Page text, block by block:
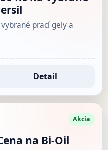
prací gely a
Detail
Akcia
na Bi-Oil